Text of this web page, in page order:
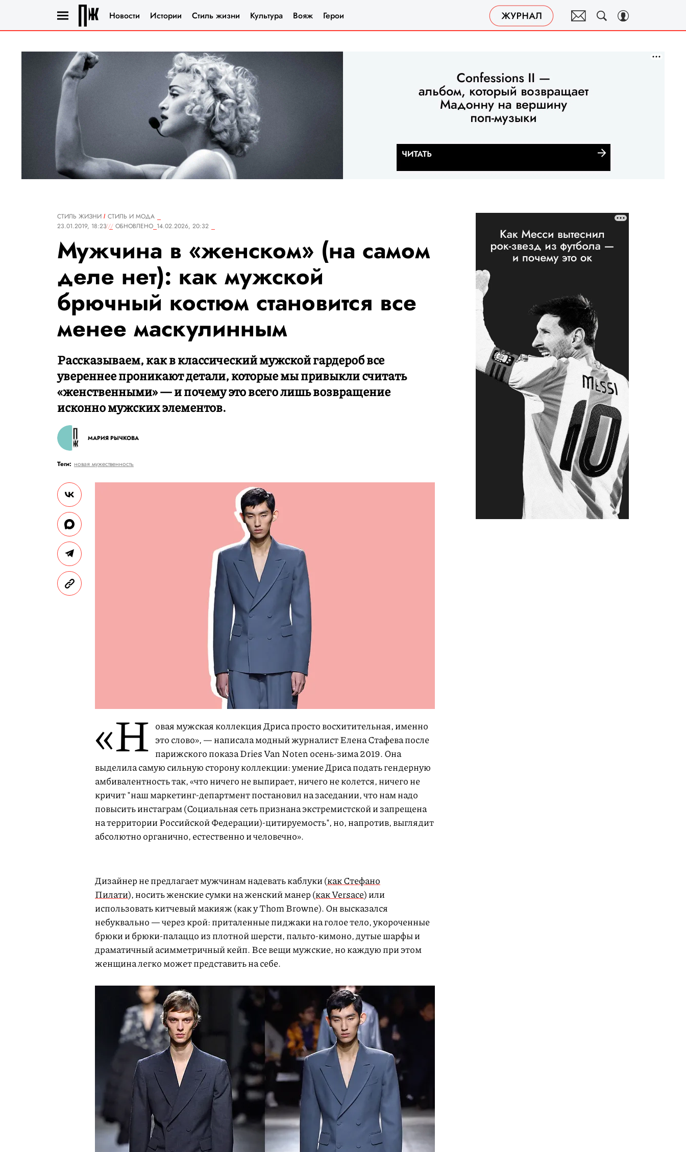
Новости Истории Стиль жизни Культура Вояж Герои
СТИЛЬ ЖИЗНИ
СТИЛЬ И МОДА
23.01.2019, 18:23
ОБНОВЛЕНО 14.02.2026, 20:32
Мужчина в «женском» (на самом
деле нет): как мужской
брючный костюм становится все
менее маскулинным
Рассказываем, как в классический мужской гардероб все
увереннее проникают детали, которые мы привыкли считать
«женственными» — и почему это всего лишь возвращение
исконно мужских элементов.
МАРИЯ РЫЧКОВА
Теги: новая мужественность
«Н овая мужская коллекция Дриса просто восхитительная, именно
это слово», — написала модный журналист Елена Стафева после
парижского показа Dries Van Noten осень-зима 2019. Она
выделила самую сильную сторону коллекции: умение Дриса подать гендерную
амбивалентность так, «что ничего не выпирает, ничего не колется, ничего не
кричит "наш маркетинг-департмент постановил на заседании, что нам надо
повысить инстаграм (Социальная сеть признана экстремистской и запрещена
на территории Российской Федерации)-цитируемость", но, напротив, выглядит
абсолютно органично, естественно и человечно».
Дизайнер не предлагает мужчинам надевать каблуки (как Стефано
Пилати), носить женские сумки на женский манер (как Versace) или
использовать китчевый макияж (как у Thom Browne). Он высказался
небуквально — через крой: приталенные пиджаки на голое тело, укороченные
брюки и брюки-палаццо из плотной шерсти, пальто-кимоно, дутые шарфы и
драматичный асимметричный кейп. Все вещи мужские, но каждую при этом
женщина легко может представить на себе.